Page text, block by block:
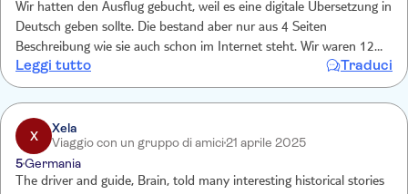
Wir hatten den Ausflug gebucht, weil es eine digitale Übersetzung in
Deutsch geben sollte. Die bestand aber nur aus 4 Seiten
Beschreibung wie sie auch schon im Internet steht. Wir waren 12
Stunden nur im Bus unterwegs. Zu wenig Stopps an den
Sehenswürdigkeiten.
Leggi tutto Traduci
X
Xela
Viaggio con un gruppo di amici21 aprile 2025
5Germania
The driver and guide, Brain, told many interesting historical stories